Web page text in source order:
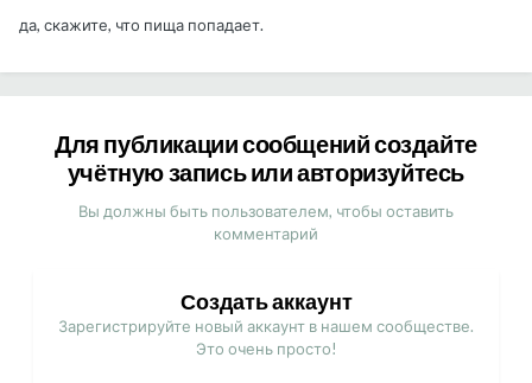
да, скажите, что пища попадает.
Для публикации сообщений создайте
учётную запись или авторизуйтесь
Вы должны быть пользователем, чтобы оставить
комментарий
Создать аккаунт
Зарегистрируйте новый аккаунт в нашем сообществе.
Это очень просто!